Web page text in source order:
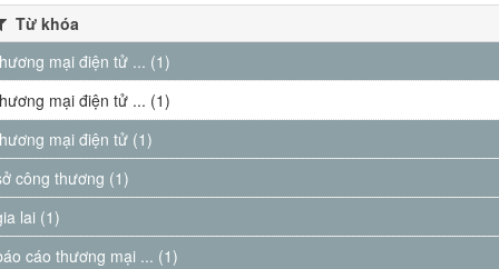
Từ khóa
mại điện tử ... (1)
mại điện tử ... (1)
mại điện tử (1)
công thương (1)
lai (1)
cáo thương mại ... (1)